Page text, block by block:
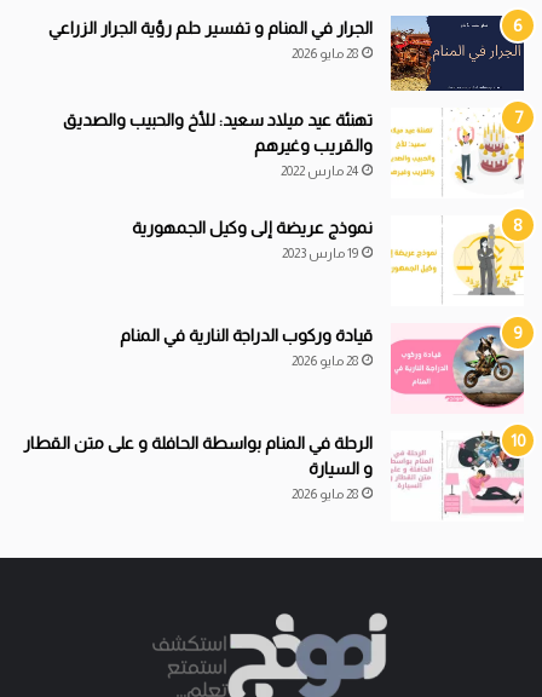
الجرار في المنام و تفسير حلم رؤية الجرار الزراعي
28 مايو 2026
تهنئة عيد ميلاد سعيد: للأخ والحبيب والصديق
والقريب وغيرهم
24 مارس 2022
نموذج عريضة إلى وكيل الجمهورية
19 مارس 2023
قيادةوركوب الدراجة النارية في المنام
28 مايو 2026
الرحلة في المنام بواسطة الحافلة و على متن القطار
و السيارة
28 مايو 2026